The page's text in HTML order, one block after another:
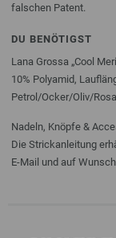
falschen Patent.
DU BENÖTIGST
Lana Grossa „Cool
10% Polyamid,
Petrol/Ocker/Oliv/
Nadeln, Knöpfe &
Die Strickanleitung
E-Mail und auf